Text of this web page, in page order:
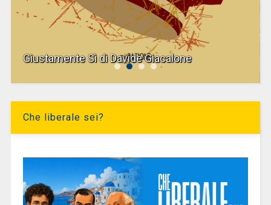
Giustamente Sì di Davide Giacalone
Che liberale sei?